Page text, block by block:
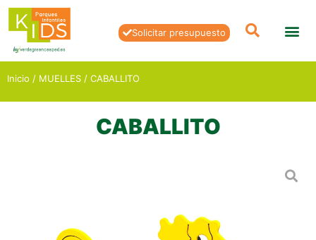
Solicitar presupuesto
Inicio / MUELLES / CABALLITO
CABALLITO